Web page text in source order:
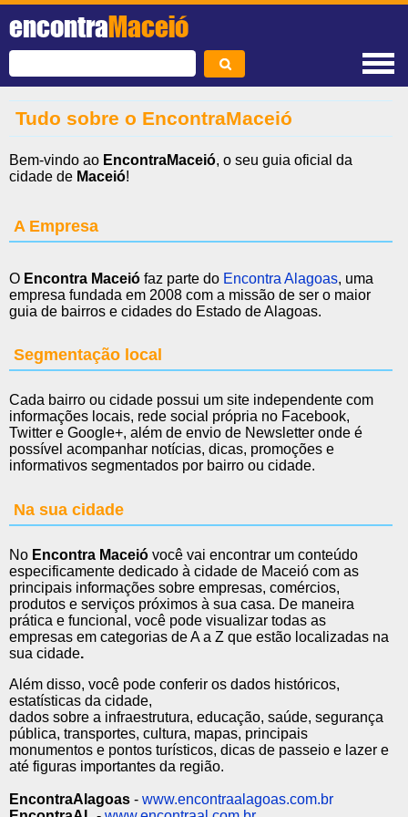
encontraMaceió
Tudo sobre o EncontraMaceió
Bem-vindo ao EncontraMaceió, o seu guia oficial da
cidade de Maceió!
A Empresa
O Encontra Maceió faz parte do Encontra Alagoas, uma
empresa fundada em 2008 com a missão de ser o maior
guia de bairros e cidades do Estado de Alagoas.
Segmentação local
Cada bairro ou cidade possui um site independente com
informações locais, rede social própria no Facebook,
Twitter e Google+, além de envio de Newsletter onde é
possível acompanhar notícias, dicas, promoções e
informativos segmentados por bairro ou cidade.
Na sua cidade
No Encontra Maceió você vai encontrar um conteúdo
especificamente dedicado à cidade de Maceió com as
principais informações sobre empresas, comércios,
produtos e serviços próximos à sua casa. De maneira
prática e funcional, você pode visualizar todas as
empresas em categorias de A a Z que estão localizadas na
sua cidade.
Além disso, você pode conferir os dados históricos,
estatísticas da cidade,
dados sobre a infraestrutura, educação, saúde, segurança
pública, transportes, cultura, mapas, principais
monumentos e pontos turísticos, dicas de passeio e lazer e
até figuras importantes da região.
EncontraAlagoas - www.encontraalagoas.com.br